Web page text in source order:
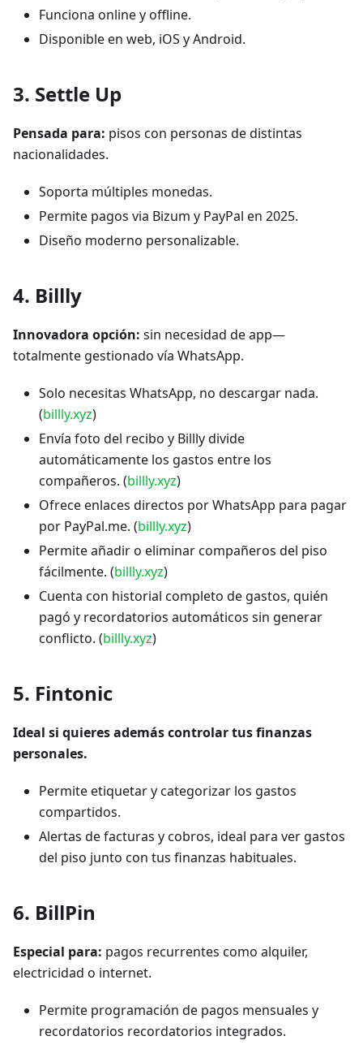
Funciona online y offline.
Disponible en web, iOS y Android.
3. Settle Up
Pensada para: pisos con personas de distintas
nacionalidades.
Soporta múltiples monedas.
Permite pagos via Bizum y PayPal en 2025.
Diseño moderno personalizable.
4. Billly
Innovadora opción: sin necesidad de app—
totalmente gestionado vía WhatsApp.
Solo necesitas WhatsApp, no descargar nada.
(billly.xyz)
Envía foto del recibo y Billly divide
automáticamente los gastos entre los
compañeros. (billly.xyz)
Ofrece enlaces directos por WhatsApp para pagar
por PayPal.me. (billly.xyz)
Permite añadir o eliminar compañeros del piso
fácilmente. (billly.xyz)
Cuenta con historial completo de gastos, quién
pagó y recordatorios automáticos sin generar
conflicto. (billly.xyz)
5. Fintonic
Ideal si quieres además controlar tus finanzas
personales.
Permite etiquetar y categorizar los gastos
compartidos.
Alertas de facturas y cobros, ideal para ver gastos
del piso junto con tus finanzas habituales.
6. BillPin
Especial para: pagos recurrentes como alquiler,
electricidad o internet.
Permite programación de pagos mensuales y
recordatorios recordatorios integrados.